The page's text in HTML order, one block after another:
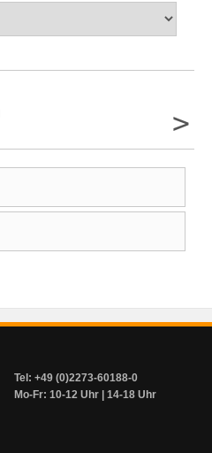
>
Tel: +49 (0)2273-60188-0
Mo-Fr: 10-12 Uhr | 14-18 Uhr